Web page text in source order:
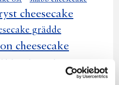
cheesecake
grädde
cheesecake
med lax